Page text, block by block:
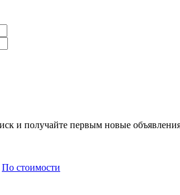
и получайте первым новые
По стоимости